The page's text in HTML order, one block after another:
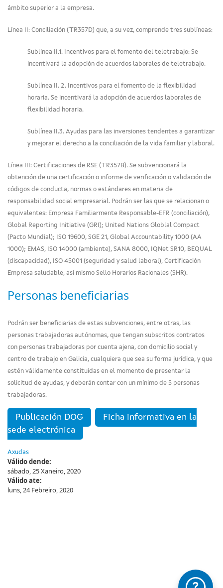
ámbito superior a la empresa.
Línea II: Conciliación (TR357D) que, a su vez, comprende tres sublíneas:
Sublínea II.1. Incentivos para el fomento del teletrabajo: Se
incentivará la adopción de acuerdos laborales de teletrabajo.
Sublínea II. 2. Incentivos para el fomento de la flexibilidad
horaria. Se incentivará la adopción de acuerdos laborales de
flexibilidad horaria.
Sublínea II.3. Ayudas para las inversiones tendentes a garantizar
y mejorar el derecho a la conciliación de la vida familiar y laboral.
Línea III: Certificaciones de RSE (TR357B). Se subvencionará la
obtención de una certificación o informe de verificación o validación de
códigos de conducta, normas o estándares en materia de
responsabilidad social empresarial. Podrán ser las que se relacionan o
equivalentes: Empresa Familiarmente Responsable-EFR (conciliación),
Global Reporting Initiative (GRI); United Nations Globlal Compact
(Pacto Mundial); ISO 19600, SGE 21, Global Accountability 1000 (AA
1000); EMAS, ISO 14000 (ambiente), SANA 8000, IQNet SR10, BEQUAL
(discapacidad), ISO 45001 (seguridad y salud laboral), Certificación
Empresa saludable, asi mismo Sello Horarios Racionales (SHR).
Personas beneficiarias
Podrán ser beneficiarias de estas subvenciones, entre otras, las
personas trabajadoras autónomas, que tengan subscritos contratos
con personas trabajadoras por cuenta ajena, con domicilio social y
centro de trabajo en Galicia, cualquiera que sea su forma jurídica, y que
estén válidamente constituidas en el momento de presentar la
solicitud de ayudas, y deberán contar con un mínimo de 5 personas
trabajadoras.
Publicación DOG
Ficha informativa en la
sede electrónica
Axudas
Válido dende:
sábado, 25 Xaneiro, 2020
Válido ate:
luns, 24 Febreiro, 2020